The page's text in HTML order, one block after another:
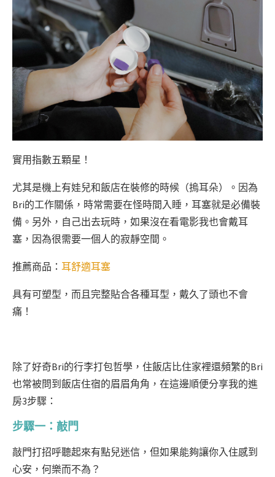
實用指數五顆星！
尤其是機上有娃兒和飯店在裝修的時候（摀耳朵）。因為
Bri的工作關係，時常需要在怪時間入睡，耳塞就是必備裝
備。另外，自己出去玩時，如果沒在看電影我也會戴耳
塞，因為很需要一個人的寂靜空間。
推薦商品： 耳舒適耳塞
具有可塑型，而且完整貼合各種耳型，戴久了頭也不會
痛！
除了好奇Bri的行李打包哲學，住飯店比住家裡還頻繁的Bri
也常被問到飯店住宿的眉眉角角，在這邊順便分享我的進
房3步驟：
步驟一：敲門
敲門打招呼聽起來有點兒迷信，但如果能夠讓你入住感到
心安，何樂而不為？